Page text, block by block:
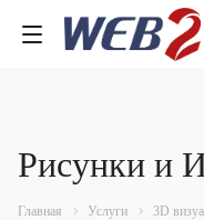
Рисунки и
Главная Услуги 3D